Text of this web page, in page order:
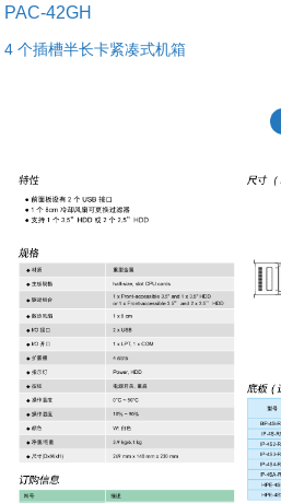
PAC-42GH
4 个插槽半长卡紧凑式机箱